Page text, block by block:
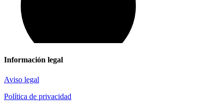
Información legal
Aviso legal
Política de privacidad